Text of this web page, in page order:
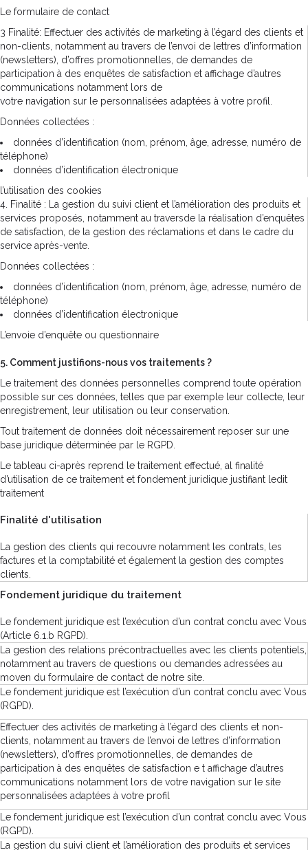
Le formulaire de contact
3 Finalité: Effectuer des activités de marketing à l’égard des clients et
non-clients, notamment au travers de l’envoi de lettres d’information
(newsletters), d’offres promotionnelles, de demandes de
participation à des enquêtes de satisfaction et affichage d’autres
communications notamment lors de
votre navigation sur le personnalisées adaptées à votre profil.
Données collectées :
données d’identification (nom, prénom, âge, adresse, numéro de
téléphone)
données d’identification électronique
l’utilisation des cookies
4. Finalité : La gestion du suivi client et l’amélioration des produits et
services proposés, notamment au traversde la réalisation d’enquêtes
de satisfaction, de la gestion des réclamations et dans le cadre du
service après-vente.
Données collectées :
données d’identification (nom, prénom, âge, adresse, numéro de
téléphone)
données d’identification électronique
L’envoie d’enquête ou questionnaire
5. Comment justifions-nous vos traitements ?
Le traitement des données personnelles comprend toute opération
possible sur ces données, telles que par exemple leur collecte, leur
enregistrement, leur utilisation ou leur conservation.
Tout traitement de données doit nécessairement reposer sur une
base juridique déterminée par le RGPD.
Le tableau ci-après reprend le traitement effectué, al finalité
d’utilisation de ce traitement et fondement juridique justifiant ledit
traitement
Finalité d'utilisation
La gestion des clients qui recouvre notamment les contrats, les
factures et la comptabilité et également la gestion des comptes
clients.
Fondement juridique du traitement
Le fondement juridique est l’exécution d’un contrat conclu avec Vous
(Article 6.1.b RGPD).
La gestion des relations précontractuelles avec les clients potentiels,
notamment au travers de questions ou demandes adressées au
moven du formulaire de contact de notre site.
Le fondement juridique est l’exécution d’un contrat conclu avec Vous
(RGPD).
Effectuer des activités de marketing à l’égard des clients et non-
clients, notamment au travers de l’envoi de lettres d’information
(newsletters), d’offres promotionnelles, de demandes de
participation à des enquêtes de satisfaction e t affichage d’autres
communications notamment lors de votre navigation sur le site
personnalisées adaptées à votre profil
Le fondement juridique est l’exécution d’un contrat conclu avec Vous
(RGPD).
La gestion du suivi client et l’amélioration des produits et services